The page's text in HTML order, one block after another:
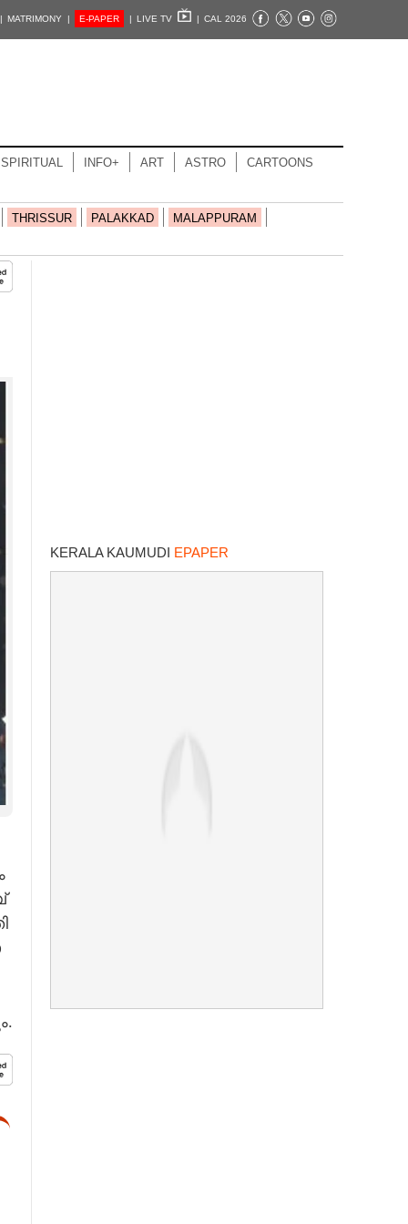
MATRIMONY | E-PAPER | LIVE TV | CAL 2026
SPIRITUAL INFO+ ART ASTRO CARTOONS
THRISSUR PALAKKAD MALAPPURAM
KERALA KAUMUDI EPAPER